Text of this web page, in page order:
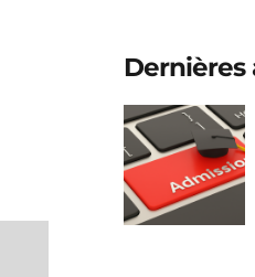
Dernières